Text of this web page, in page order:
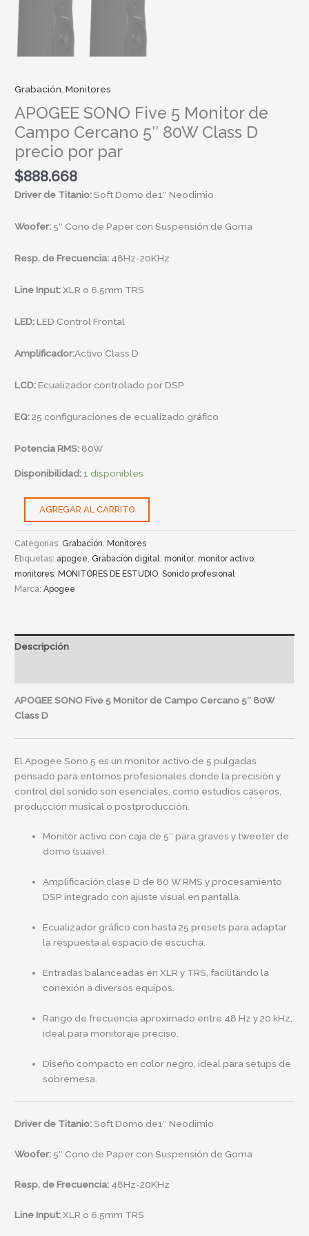
Grabación ,Monitores
APOGEE SONO Five 5 Monitor de
Campo Cercano 5″ 80W Class D
precio por par
$888.668
Driver de Titanio:Soft Domo de1″ Neodimio
Woofer: 5″ Cono de Paper con Suspensión de Goma
Resp. de Frecuencia: 48Hz-20KHz
Line Input:XLR o 6.5mm TRS
LED:LED Control Frontal
Amplificador:Activo Class D
LCD:Ecualizador controlado por DSP
EQ:25 configuraciones de ecualizado gráfico
Potencia RMS: 80W
Disponibilidad:1 disponibles
AGREGAR AL CARRITO
Categorías: Grabación ,Monitores
Etiquetas: apogee Grabación digital ,monitor,monitor activo
monitores ,MONITORES DE ESTUDIO ,Sonido profesional
Marca:Apogee
Descripción
APOGEE SONO Five 5 Monitor de Campo Cercano 5″ 80W
Class D
El Apogee Sono 5 es un monitor activo de 5 pulgadas
pensado para entornos profesionales donde la precisión y
control del sonido son esenciales, como estudios caseros,
producción musical o postproducción.
Monitor activo con caja de 5″ para graves y tweeter de
domo (suave).
Amplificación clase D de 80 W RMS y procesamiento
DSP integrado con ajuste visual en pantalla.
Ecualizador gráfico con hasta 25 presets para adaptar
la respuesta al espacio de escucha.
Entradas balanceadas en XLR y TRS, facilitando la
conexión a diversos equipos.
Rango de frecuencia aproximado entre 48 Hz y 20 kHz,
ideal para monitoraje preciso.
Diseño compacto en color negro, ideal para setups de
sobremesa.
Driver de Titanio:Soft Domo de1″ Neodimio
Woofer: 5″ Cono de Paper con Suspensión de Goma
Resp. de Frecuencia: 48Hz-20KHz
Line Input:XLR o 6.5mm TRS